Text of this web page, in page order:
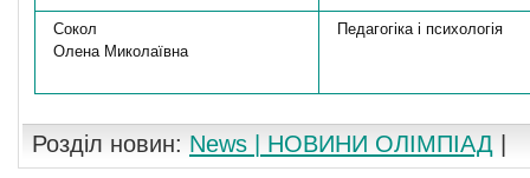
Сокол
Олена Миколаївна
Педагогіка і психологія
Розділ новин: News | НОВИНИ ОЛІМПІАД